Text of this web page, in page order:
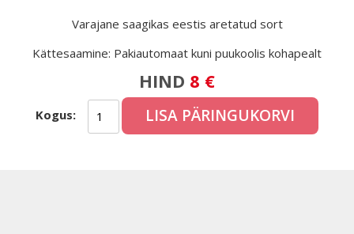
Varajane saagikas eestis aretatud sort
Kättesaamine: Pakiautomaat kuni puukoolis kohapealt
HIND 8 €
Kogus: LISA PÄRINGUKORVI